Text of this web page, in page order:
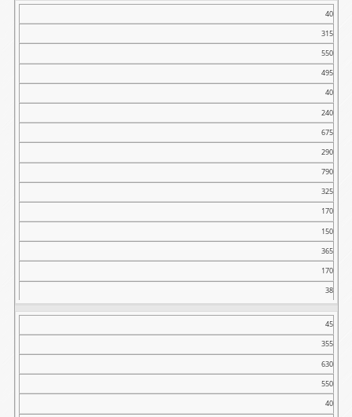
40
315
550
495
40
240
675
290
790
325
170
150
365
170
38
45
355
630
550
40